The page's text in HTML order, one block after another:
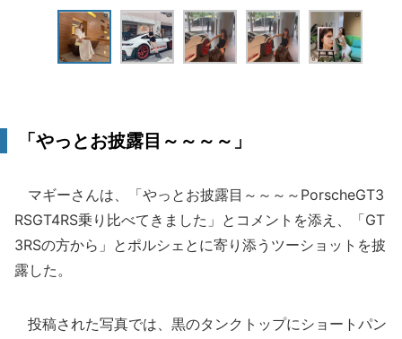
「やっとお披露目～～～～」
マギーさんは、「やっとお披露目～～～～PorscheGT3
RSGT4RS乗り比べてきました」とコメントを添え、「GT
3RSの方から」とポルシェとに寄り添うツーショットを披
露した。
投稿された写真では、黒のタンクトップにショートパン